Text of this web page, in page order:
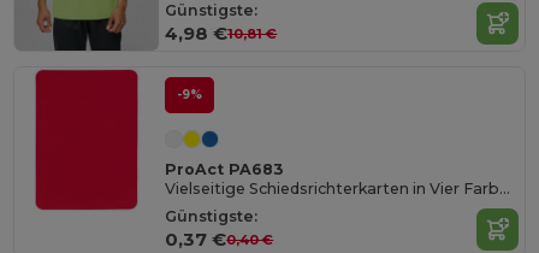
Günstigste:
4,98 €10,81 €
-9%
ProAct PA683
Vielseitige Schiedsrichterkarten in Vier Farben
Günstigste:
0,37 €0,40 €